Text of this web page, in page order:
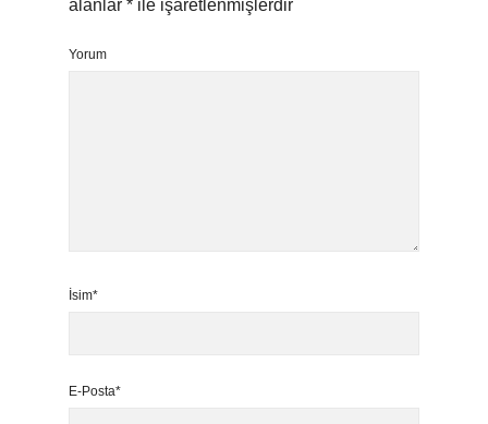
alanlar * ile işaretlenmişlerdir
Yorum
İsim*
E-Posta*